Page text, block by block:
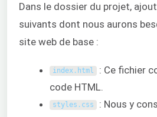
Dans le dossier du projet,
suivants dont nous aurons
site web de base :
index. html : Ce fichier
code HTML.
styles . css : Nous y